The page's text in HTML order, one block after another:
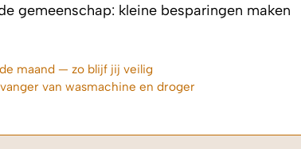
gemeenschap: kleine besparingen maken
maand — zo blijf jij veilig
van wasmachine en droger